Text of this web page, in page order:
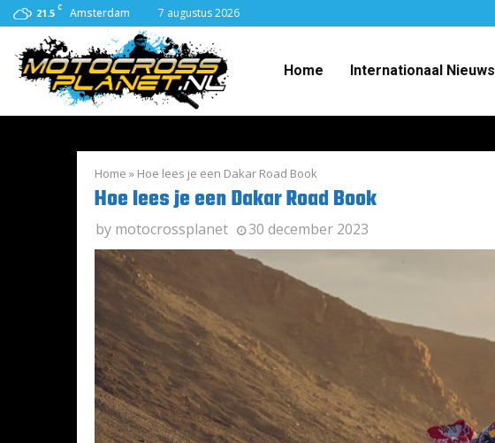
21.5 C Amsterdam 7 augustus 2026
Home Internationaal Nieuws
Home » Hoe lees je een Dakar Road Book
Hoe lees je een Dakar Road Book
by motocrossplanet 30 december 2023